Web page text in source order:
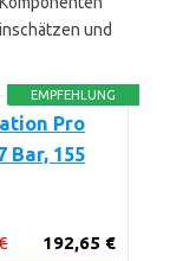
und
EMPFEHLUNG
Pro
Bar, 155
192,65 €